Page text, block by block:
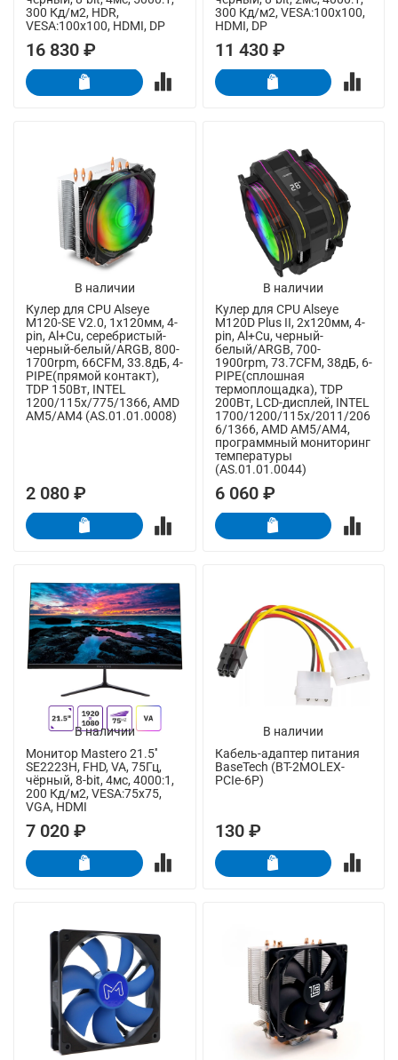
300 Кд/м2, HDR,
VESA:100x100, HDMI, DP
16 830 ₽
300 Кд/м2, VESA:100x100,
HDMI, DP
11 430 ₽
В наличии
Кулер для CPU Alseye
M120-SE V2.0, 1х120мм, 4-
pin, Al+Cu, серебристый-
черный-белый/ARGB, 800-
1700rpm, 66CFM, 33.8дБ, 4-
PIPE(прямой контакт),
TDP 150Вт, INTEL
1200/115x/775/1366, AMD
AM5/AM4 (AS.01.01.0008)
2 080 ₽
В наличии
Кулер для CPU Alseye
M120D Plus II, 2х120мм, 4-
pin, Al+Cu, черный-
белый/ARGB, 700-
1900rpm, 73.7CFM, 38дБ, 6-
PIPE(сплошная
термоплощадка), TDP
200Вт, LCD-дисплей, INTEL
1700/1200/115x/2011/206
6/1366, AMD AM5/AM4,
программный мониторинг
температуры
(AS.01.01.0044)
6 060 ₽
В наличии
Монитор Mastero 21.5''
SE2223H, FHD, VA, 75Гц,
чёрный, 8-bit, 4мс, 4000:1,
200 Кд/м2, VESA:75x75,
VGA, HDMI
7 020 ₽
В наличии
Кабель-адаптер питания
BaseTech (BT-2MOLEX-
PCIe-6P)
130 ₽